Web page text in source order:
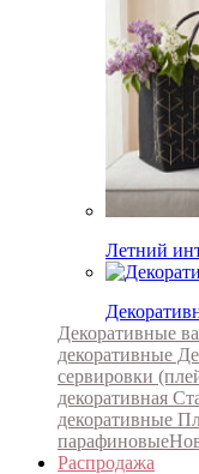
Летний
Декоративные
декоративные
сервировки
декоративная
декоративные
парафиновые
Распродажа